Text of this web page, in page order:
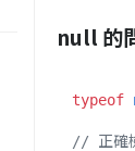
null 的
typeof
// 正確